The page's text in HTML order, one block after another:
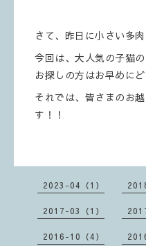
さて、昨日に小さい多
今回は、大人気の子猫
お探しの方はお早めに
それでは、皆さまのお
す！！
2023-04（1）
2017-03（1）
2016-10（4）